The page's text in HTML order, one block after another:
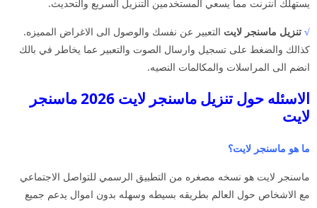
يستهلك انترنت مما يسعي المستخدمين التنزيل السريع والتحديث.
√ تنزيل ماسنجر لايت التعبير عن نفسك والوصول الى الاغراض المميزه.
كذالك والضغط على تسجيل وارسال الصوت والتعبير عما يخاطر في بالك
انضم الى المراسلات والمكالمات النصيه.
الاسئله حول تنزيل ماسنجر لايت 2026 ماسنجر
لايت
ما هو ماسنجر لايت؟
ماسنجر لايت هو نسخه مصغره من التطبيق الرسمي للتواصل الاجتماعي
مع الاشخاص حول العالم بطريقه بسيطه وسهله بدون اموال يدعم جميع